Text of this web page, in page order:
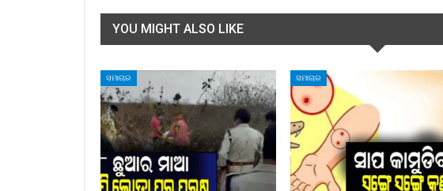
YOU MIGHT ALSO LIKE
ସମାଚାର ସମାଚାର